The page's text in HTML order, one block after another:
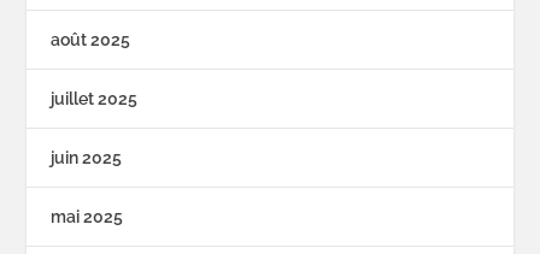
août 2025
juillet 2025
juin 2025
mai 2025